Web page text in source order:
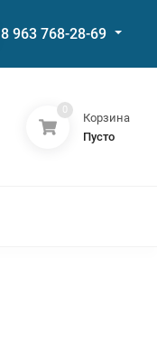
8 963 768-28-69
0
Корзина
Пусто